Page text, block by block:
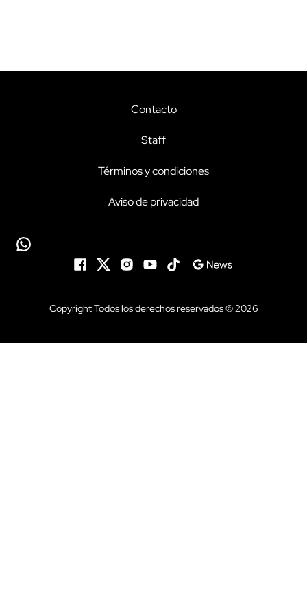
Contacto
Staff
Términos y condiciones
Aviso de privacidad
Copyright Todos los derechos reservados © 2026